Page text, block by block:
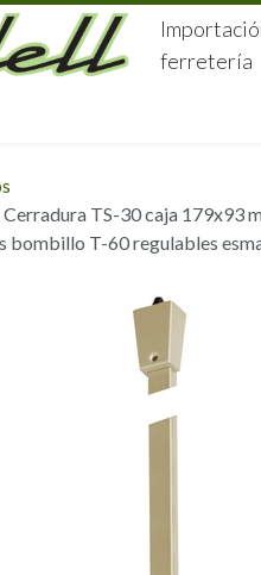
ferretería
TS-30 caja 179x93
bombillo T-60 regulables